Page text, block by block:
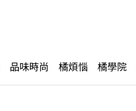
品味時尚 橘煩惱 橘學院